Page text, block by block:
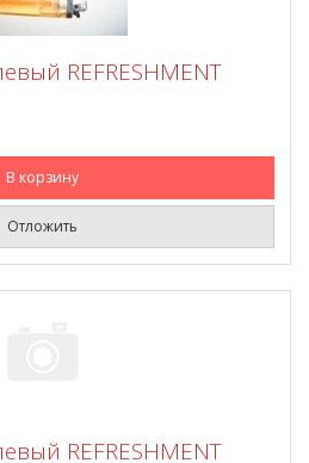
REFRESHMENT
В корзину
Отложить
REFRESHMENT